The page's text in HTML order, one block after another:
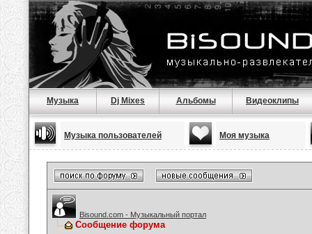
Музыка Dj Mixes Альбомы Видеоклипы
Музыка пользователей Моя музыка
Bisound.com - Музыкальный портал
Сообщение форума